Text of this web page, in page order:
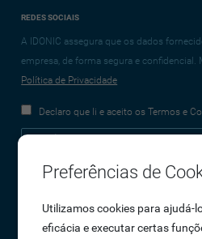
REDES SOCIAIS
A IDONIC assegura que os dados
empresa, de forma segura e confidencial.
Política de Privacidade
Declaro que li e aceito os Termos e
Empresa
Sobre Nós
Preferências de
Utilizamos cookies para ajudá-
eficácia e executar certas